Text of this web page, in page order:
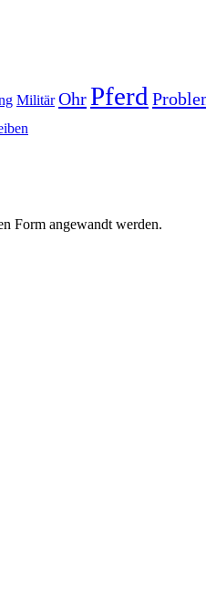
Militär OhrPferd
Form angewandt werden.